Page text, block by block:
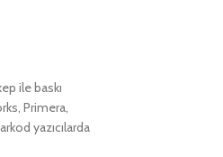
ile baskı
Primera,
yazıcılarda